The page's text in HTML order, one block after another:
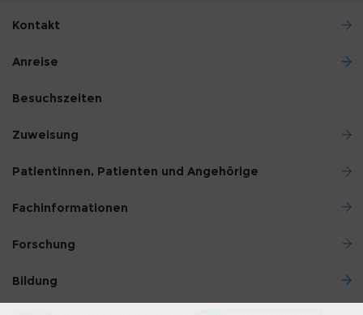
Kontakt
Anreise
Besuchszeiten
Zuweisung
Patientinnen, Patienten und Angehörige
Fachinformationen
Forschung
Bildung